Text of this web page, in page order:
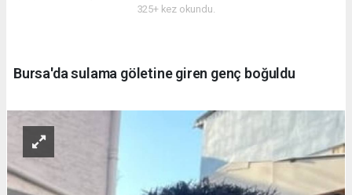
325+ kez okundu.
Bursa'da sulama göletine giren genç boğuldu